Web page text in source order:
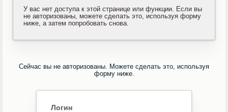
У вас нет доступа к этой странице или функции. Если вы
не авторизованы, можете сделать это, используя форму
ниже, а затем попробовать снова.
Сейчас вы не авторизованы. Можете сделать это, используя
форму ниже.
Логин